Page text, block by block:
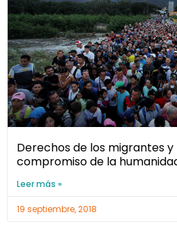
Derechos de los migrantes y
compromiso de la
Leer más »
19 septiembre, 2018